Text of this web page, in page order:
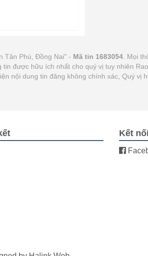
Tân Phú, Đồng Nai" - Mã tin 1683054 . Mọi
được hữu ích nhất cho quý vị tuy nhiên
nội dung tin đăng không chính xác, Quý vị
Kết